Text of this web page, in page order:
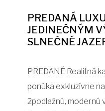
PREDANÁ
JEDINEČNÝM
SLNEČNÉ
PREDANÉ Realitná
ponúka exkluzívne
2podlažnú, modernú